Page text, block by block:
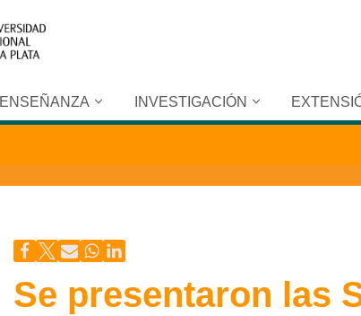
ENSEÑANZA INVESTIGACIÓN
Se presentaron las